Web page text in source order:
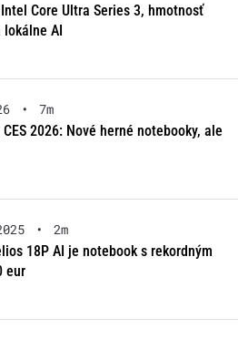
Core Ultra Series 3, hmotnosť
lokálne AI
•
7m
2026: Nové herné notebooky, ale
•
2m
18P AI je notebook s rekordným
eur